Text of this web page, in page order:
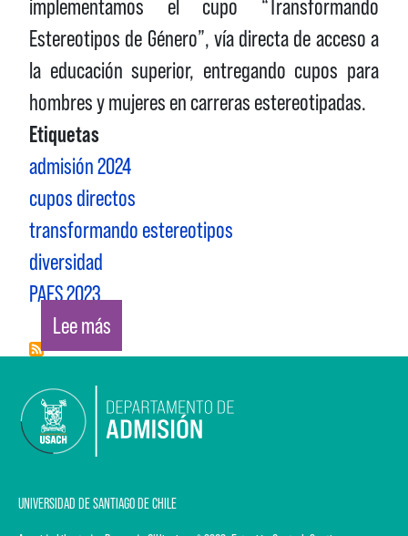
implementamos el cupo “Transformando
Estereotipos de Género”, vía directa de acceso a
la educación superior, entregando cupos para
hombres y mujeres en carreras estereotipadas.
Etiquetas
admisión 2024
cupos directos
transformando estereotipos
diversidad
PAES 2023
Lee mássobre TRANSFORMANDO ESTEREOTIPOS DE
UNIVERSIDAD DE SANTIAGO DE CHILE